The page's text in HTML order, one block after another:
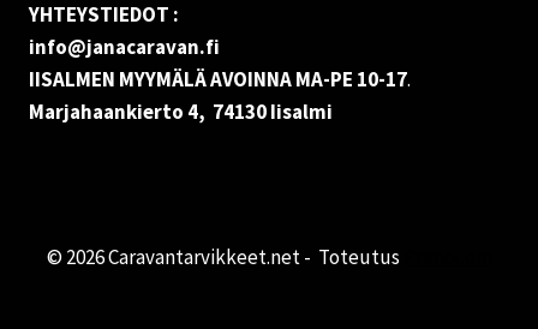
YHTEYSTIEDOT :
info@janacaravan.fi
IISALMEN MYYMÄLÄ AVOINNA MA-PE 10-17.
Marjahaankierto 4, 74130 Iisalmi
© 2026 Caravantarvikkeet.net - Toteutus